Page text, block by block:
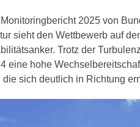
2025 von
sieht den Wettbewerb auf
Trotz der
eine hohe
die sich deutlich in Richtung